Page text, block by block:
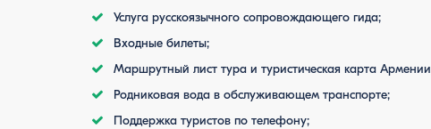
Услуга русскоязычного сопровождающего гида;
Входные билеты;
Маршрутный лист тура и туристическая карта
Родниковая вода в обслуживающем транспорте;
Поддержка туристов по телефону;